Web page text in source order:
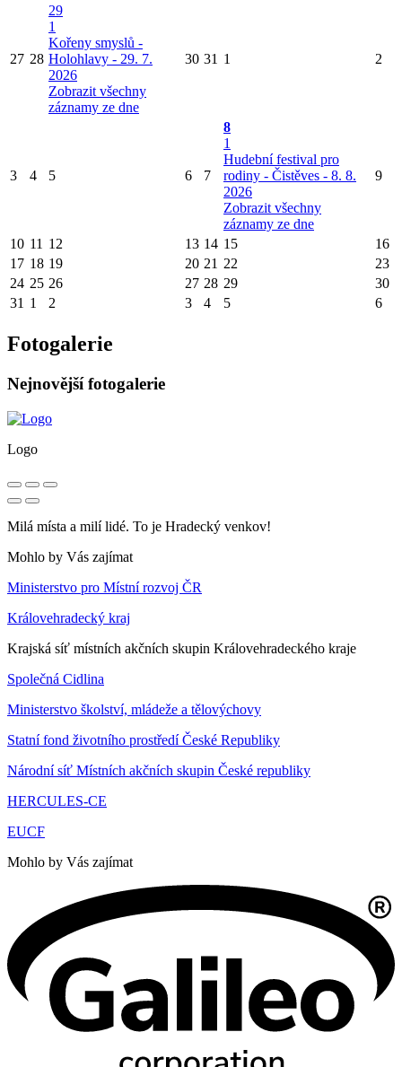
27 28
29
1
Kořeny smyslů -
Holohlavy - 29. 7.
2026
Zobrazit všechny
záznamy ze dne
30 31 1 2
3 4 5 6 7
8
1
Hudební festival pro
rodiny - Čistěves - 8. 8.
2026
Zobrazit všechny
záznamy ze dne
9
10 11 12 13 14 15
16
17 18 19 20 21 22
23
24 25 26 27 28 29
30
31 1 2 3 4 5 6
Fotogalerie
Nejnovější fotogalerie
Logo
Milá místa a milí lidé. To je Hradecký venkov!
Mohlo by Vás zajímat
Ministerstvo pro Místní rozvoj ČR
Královehradecký kraj
Krajská síť místních akčních skupin Královehradeckého kraje
Společná Cidlina
Ministerstvo školství, mládeže a tělovýchovy
Statní fond životního prostředí České Republiky
Národní síť Místních akčních skupin České republiky
HERCULES-CE
EUCF
Mohlo by Vás zajímat